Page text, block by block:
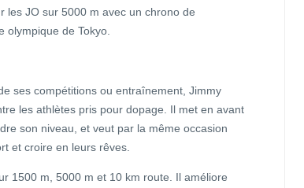
les JO sur 5000 m avec un chrono de
olympique de Tokyo.
ses compétitions ou entraînement, Jimmy
les athlètes pris pour dopage. Il met en avant
son niveau, et veut par la même occasion
et croire en leurs rêves.
1500 m, 5000 m et 10 km route. Il améliore